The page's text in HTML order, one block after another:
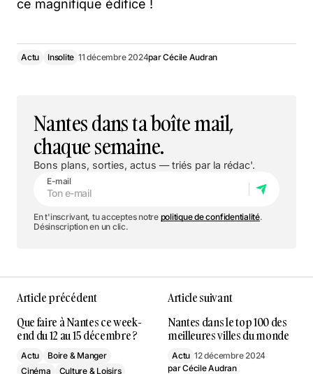
ce magnifique édifice !
Actu Insolite 11 décembre 2024parCécile Audran
Nantes dans ta boîte mail,
chaque semaine.
Bons plans, sorties, actus — triés par la rédac'.
E-mail
En t'inscrivant, tu acceptes notre politique de confidentialité.
Désinscription en un clic.
Article précédent
Que faire à Nantes ce week-
end du 12 au 15 décembre ?
Actu
Boire & Manger
Cinéma
Culture & Loisirs
Article suivant
Nantes dans le top 100 des
meilleures villes du monde
Actu 12 décembre 2024
parCécile Audran